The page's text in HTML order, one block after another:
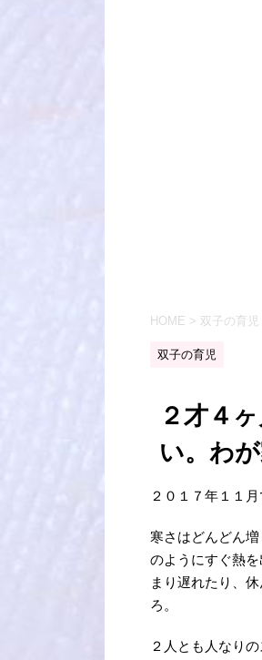
HOME > 双子の育児
双子の育児
２才４
い。わ
２０１７年１１
寒さはどんどん
のようにすぐ熱
まり遅れたり、
ろ。
２人とも人なり